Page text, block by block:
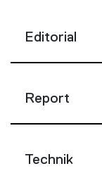
Editorial
Report
Technik